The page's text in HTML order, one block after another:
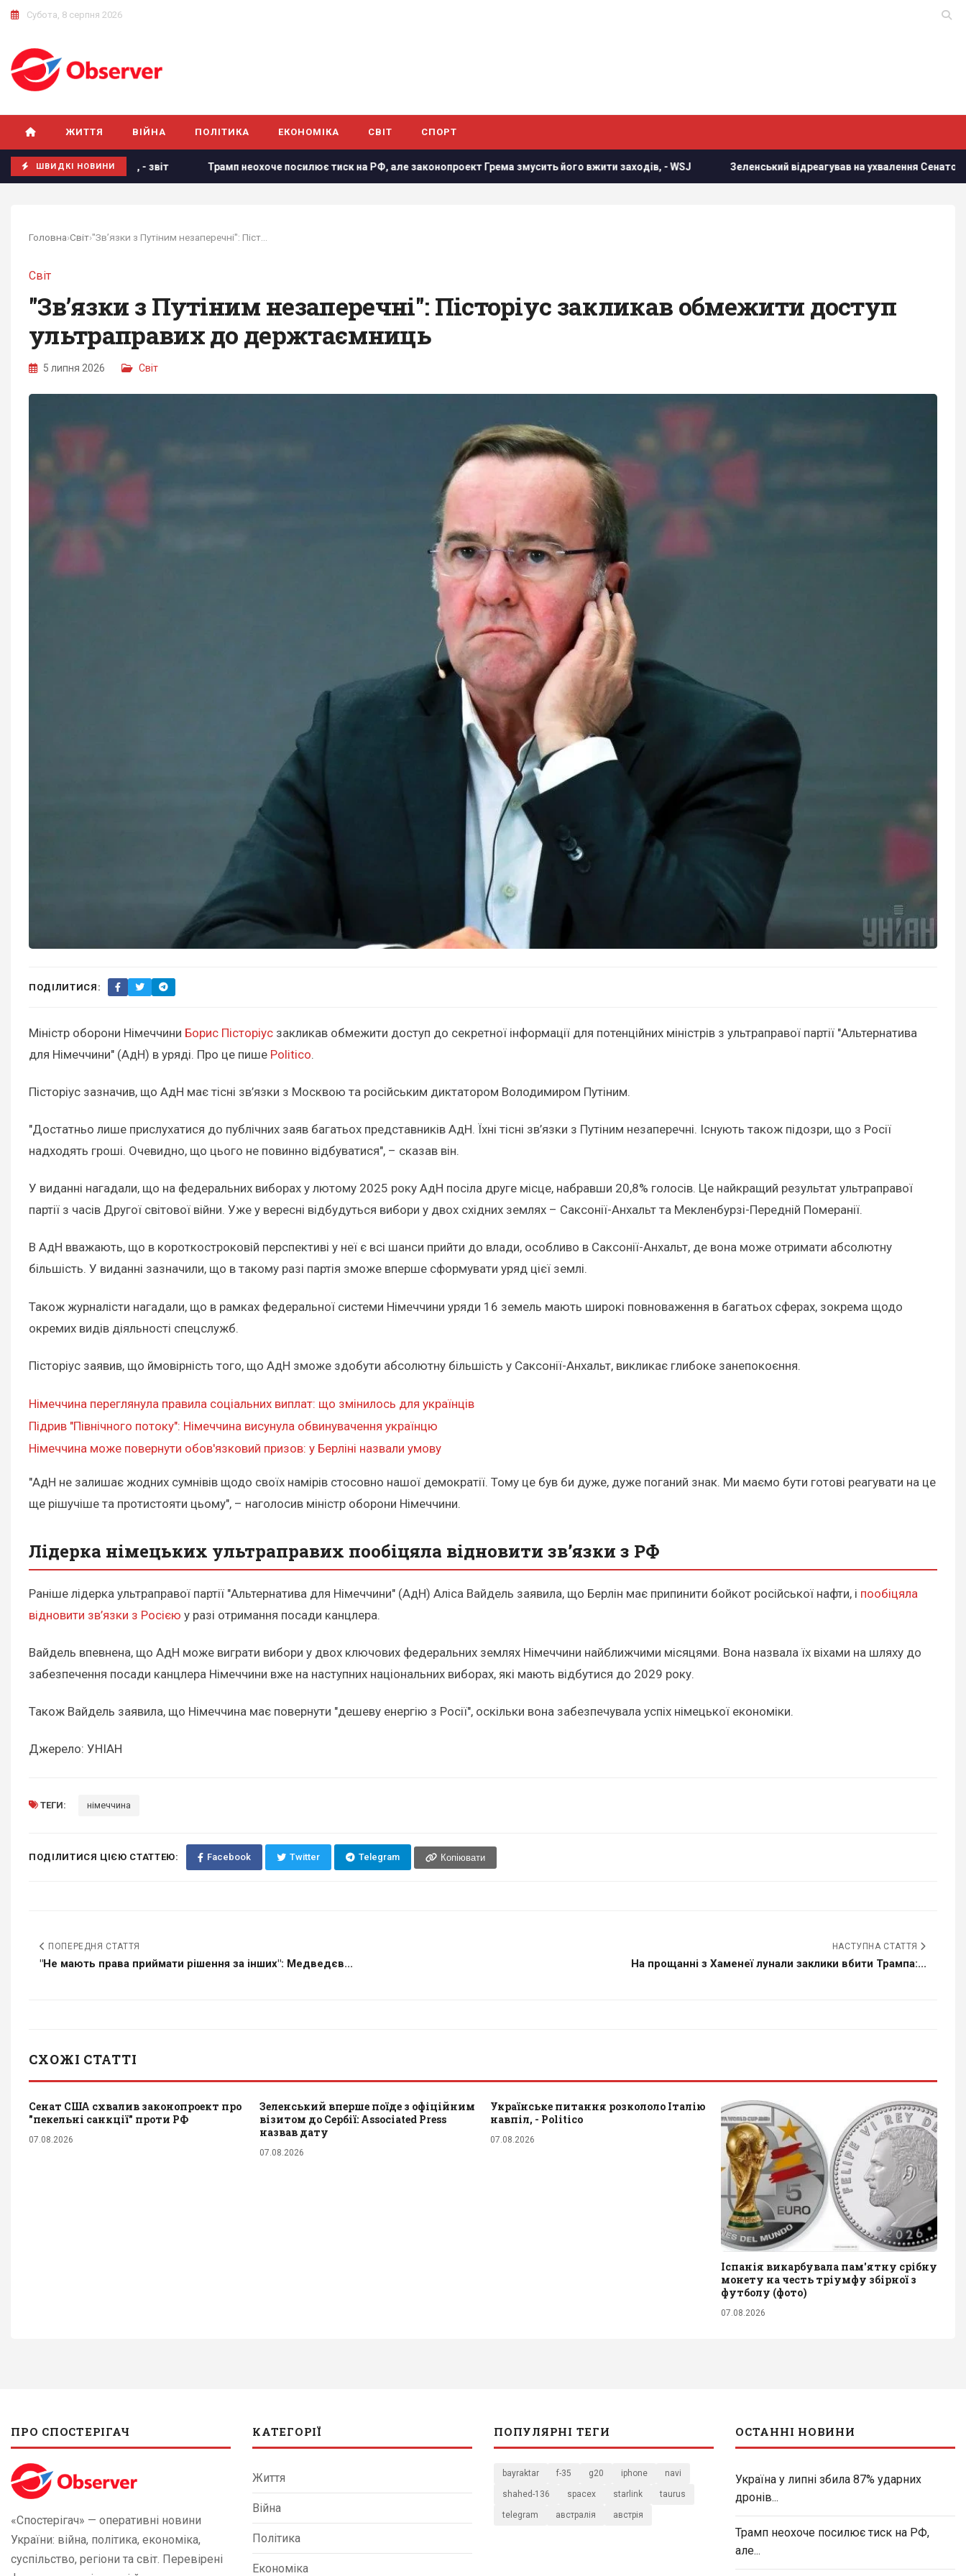
Субота, 8 серпня 2026
ЖИТТЯ ВІЙНА ПОЛІТИКА ЕКОНОМІКА СВІТ СПОРТ
ШВИДКІ НОВИНИ
ракет, - звіт Трамп неохоче посилює тиск на РФ, але законопроект Грема змусить його вжити заходів, - WSJ Зеленський відреагував на ухвалення Сенатом США
Головна›Світ›
Світ
"Зв’язки з Путіним незаперечні": Пісторіус закликав обмежити доступ
ультраправих до держтаємниць
5 липня 2026 Світ
ПОДІЛИТИСЯ:
Міністр оборони Німеччини Борис Пісторіус закликав обмежити доступ до секретної інформації для потенційних міністрів з ультраправої партії "Альтернатива
для Німеччини" (АдН) в уряді. Про це пише Politico.
Пісторіус зазначив, що АдН має тісні зв’язки з Москвою та російським диктатором Володимиром Путіним.
"Достатньо лише прислухатися до публічних заяв багатьох представників АдН. Їхні тісні зв’язки з Путіним незаперечні. Існують також підозри, що з Росії
надходять гроші. Очевидно, що цього не повинно відбуватися", – сказав він.
У виданні нагадали, що на федеральних виборах у лютому 2025 року АдН посіла друге місце, набравши 20,8% голосів. Це найкращий результат ультраправої
партії з часів Другої світової війни. Уже у вересні відбудуться вибори у двох східних землях – Саксонії-Анхальт та Мекленбурзі-Передній Померанії.
В АдН вважають, що в короткостроковій перспективі у неї є всі шанси прийти до влади, особливо в Саксонії-Анхальт, де вона може отримати абсолютну
більшість. У виданні зазначили, що в такому разі партія зможе вперше сформувати уряд цієї землі.
Також журналісти нагадали, що в рамках федеральної системи Німеччини уряди 16 земель мають широкі повноваження в багатьох сферах, зокрема щодо
окремих видів діяльності спецслужб.
Пісторіус заявив, що ймовірність того, що АдН зможе здобути абсолютну більшість у Саксонії-Анхальт, викликає глибоке занепокоєння.
Німеччина переглянула правила соціальних виплат: що змінилось для українців
Підрив "Північного потоку": Німеччина висунула обвинувачення українцю
Німеччина може повернути обов'язковий призов: у Берліні назвали умову
"АдН не залишає жодних сумнівів щодо своїх намірів стосовно нашої демократії. Тому це був би дуже, дуже поганий знак. Ми маємо бути готові реагувати на це
ще рішучіше та протистояти цьому", – наголосив міністр оборони Німеччини.
Лідерка німецьких ультраправих пообіцяла відновити зв’язки з РФ
Раніше лідерка ультраправої партії "Альтернатива для Німеччини" (АдН) Аліса Вайдель заявила, що Берлін має припинити бойкот російської нафти, і пообіцяла
відновити зв’язки з Росією у разі отримання посади канцлера.
Вайдель впевнена, що АдН може виграти вибори у двох ключових федеральних землях Німеччини найближчими місяцями. Вона назвала їх віхами на шляху до
забезпечення посади канцлера Німеччини вже на наступних національних виборах, які мають відбутися до 2029 року.
Також Вайдель заявила, що Німеччина має повернути "дешеву енергію з Росії", оскільки вона забезпечувала успіх німецької економіки.
Джерело: УНІАН
ТЕГИ: німеччина
ПОДІЛИТИСЯ ЦІЄЮ СТАТТЕЮ: Facebook Twitter Telegram Копіювати
ПОПЕРЕДНЯ СТАТТЯ
"Не мають права приймати рішення за інших": Медведєв...
НАСТУПНА СТАТТЯ
На прощанні з Хаменеї лунали заклики вбити Трампа:...
СХОЖІ СТАТТІ
Сенат США схвалив законопроект про
"пекельні санкції" проти РФ
07.08.2026
Зеленський вперше поїде з офіційним
візитом до Сербії: Associated Press
назвав дату
07.08.2026
Українське питання розкололо Італію
навпіл, - Politico
07.08.2026
Іспанія викарбувала пам'ятну срібну
монету на честь тріумфу збірної з
футболу (фото)
07.08.2026
ПРО СПОСТЕРІГАЧ
«Спостерігач» — оперативні новини
України: війна, політика, економіка,
суспільство, регіони та світ. Перевірені
КАТЕГОРІЇ
Життя
Війна
Політика
Економіка
ПОПУЛЯРНІ ТЕГИ
bayraktar f-35 g20 iphone navi
shahed-136 spacex starlink taurus
telegram австралія австрія
ОСТАННІ НОВИНИ
Україна у липні збила 87% ударних
дронів...
Трамп неохоче посилює тиск на РФ,
але...